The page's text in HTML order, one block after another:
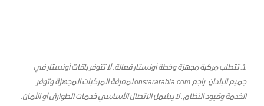
1
.تتطلب مركبة مجهزة وخطة أونستار فعالة. لا تتوفر باقات أونستار في
جميع البلدان. راجع onstararabia.com لمعرفة المركبات المجهزة وتوفر
الخدمة وقيود النظام. لا يشمل الاتصال الأساسي خدمات الطوارئ أو الأمان.